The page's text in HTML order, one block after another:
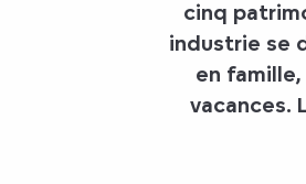
cinq
industrie se
en
vacances.